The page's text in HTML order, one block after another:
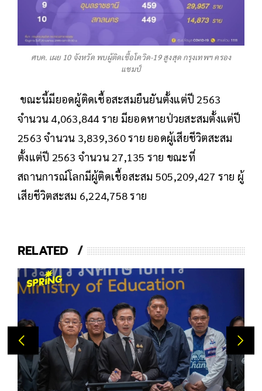
ศบค. เผย 10 จังหวัด พบผู้ติดเชื้อโควิด-19 สูงสุด กรุงเทพฯ ครอง
แชมป์
ขณะนี้มียอดผู้ติดเชื้อสะสมยืนยันตั้งแต่ปี 2563
จำนวน 4,063,844 ราย มียอดหายป่วยสะสมตั้งแต่ปี
2563 จำนวน 3,839,360 ราย ยอดผู้เสียชีวิตสะสม
ตั้งแต่ปี 2563 จำนวน 27,135 ราย ขณะที่
สถานการณ์โลกมีผู้ติดเชื้อสะสม 505,209,427 ราย ผู้
เสียชีวิตสะสม 6,224,758 ราย
RELATED